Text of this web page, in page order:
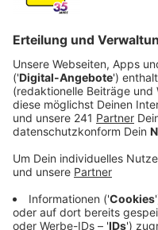
Veröffentlicht:
Keine gefährlichen
Die Befunde waren
Gesundheitsamt. Die